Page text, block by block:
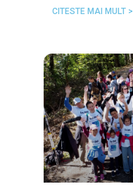
CITESTE MAI MULT >